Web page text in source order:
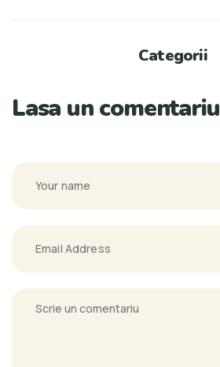
Categorii
Lasa un comentariu